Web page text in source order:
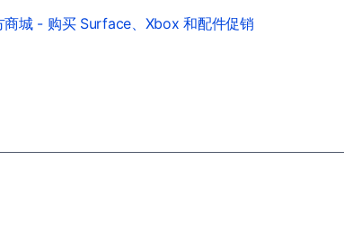
商城 - 购买 Surface、Xbox 和配件促销